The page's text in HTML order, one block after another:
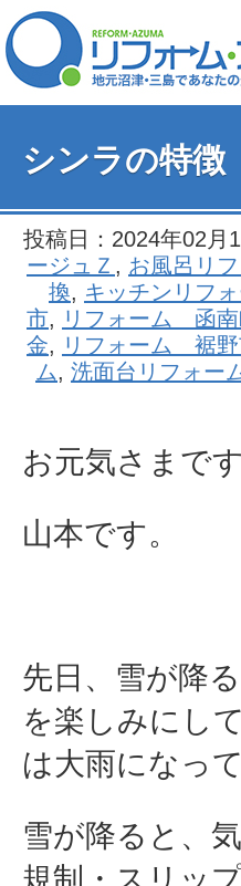
シンラの特徴
投稿日：2024年02月
ージュＺ , お風呂リ
換, キッチンリフ
市, リフォーム 函
金, リフォーム 裾
ム, 洗面台リフォー
お元気さまです
山本です。
先日、雪が降
を楽しみにし
は大雨になっ
雪が降ると、
規制・スリッ